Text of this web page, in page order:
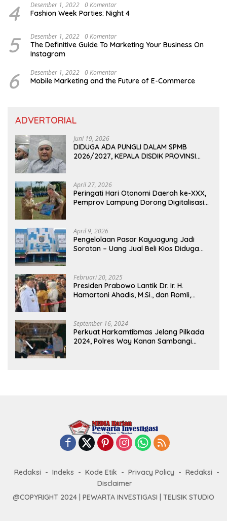
4 Desember 1, 2022 0 Komentar
Fashion Week Parties: Night 4
5 Desember 1, 2022 0 Komentar
The Definitive Guide To Marketing Your Business On
Instagram
6 Desember 1, 2022 0 Komentar
Mobile Marketing and the Future of E-Commerce
ADVERTORIAL
Juni 19, 2026
DIDUGA ADA PUNGLI DALAM SPMB
2026/2027, KEPALA DISDIK PROVINSI
April 27, 2026
Peringati Hari Otonomi Daerah ke-XXX,
Pemprov Lampung Dorong Digitalisasi
April 9, 2026
Pengelolaan Pasar Kayuagung Jadi
Sorotan – Uang Jual Beli Kios Diduga
Februari 20, 2025
Presiden Prabowo Lantik Dr. Ir. H.
Hamartoni Ahadis, M.Si., dan Romli,
2025-2030 Di Istana Negara
September 16, 2024
Perkuat Harkamtibmas Jelang Pilkada
2024, Polres Way Kanan Sambangi
Redaksi Indeks Kode Etik Privacy Policy
Redaksi
Disclaimer
@COPYRIGHT 2024 | PEWARTA INVESTIGASI | TELISIK STUDIO